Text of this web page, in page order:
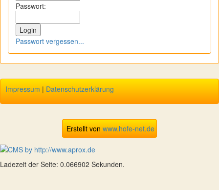
Passwort:
Passwort vergessen...
Impressum | Datenschutzerklärung
Erstellt vonwww.hofe-net.de
Ladezeit der Seite: 0.066902 Sekunden.